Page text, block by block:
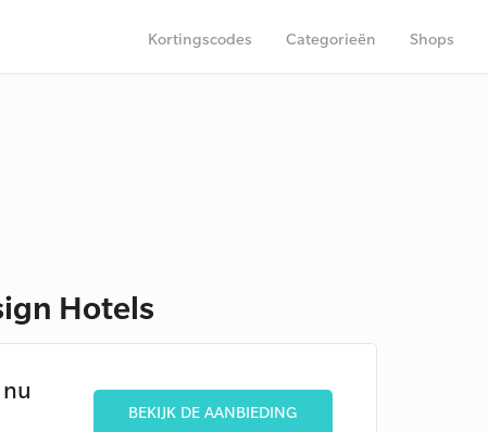
Kortingscodes Categorieën Shops
Hotels
BEKIJK DE AANBIEDING